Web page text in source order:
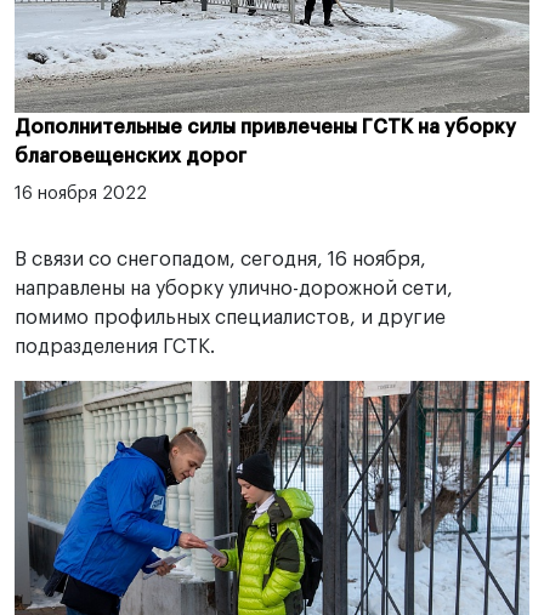
Дополнительные силы привлечены ГСТК на уборку
благовещенских дорог
16 ноября 2022
В связи со снегопадом, сегодня, 16 ноября,
направлены на уборку улично-дорожной сети,
помимо профильных специалистов, и другие
подразделения ГСТК.